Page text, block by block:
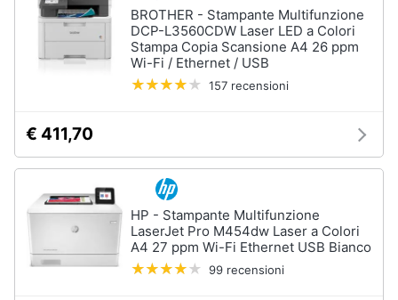
BROTHER - Stampante Multifunzione
DCP-L3560CDW Laser LED a Colori
Stampa Copia Scansione A4 26 ppm
Wi-Fi / Ethernet / USB
157 recensioni
€ 411,70
HP - Stampante Multifunzione
LaserJet Pro M454dw Laser a Colori
A4 27 ppm Wi-Fi Ethernet USB Bianco
99 recensioni